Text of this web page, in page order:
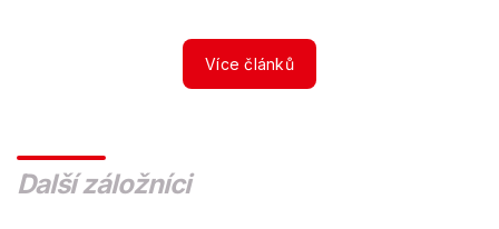
Více článků
Další záložníci